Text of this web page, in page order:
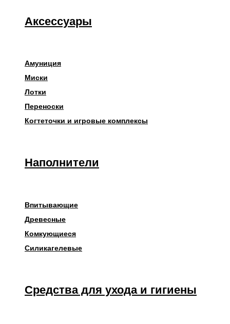
Аксессуары
Амуниция
Миски
Лотки
Переноски
Когтеточки и игровые комплексы
Наполнители
Впитывающие
Древесные
Комкующиеся
Силикагелевые
Средства для ухода и гигиены